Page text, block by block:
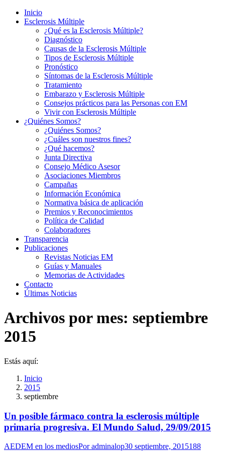
Inicio
Esclerosis Múltiple
¿Qué es la Esclerosis Múltiple?
Diagnóstico
Causas de la Esclerosis Múltiple
Tipos de Esclerosis Múltiple
Pronóstico
Síntomas de la Esclerosis Múltiple
Tratamiento
Embarazo y Esclerosis Múltiple
Consejos prácticos para las Personas con EM
Vivir con Esclerosis Múltiple
¿Quiénes Somos?
¿Quiénes Somos?
¿Cuáles son nuestros fines?
¿Qué hacemos?
Junta Directiva
Consejo Médico Asesor
Asociaciones Miembros
Campañas
Información Económica
Normativa básica de aplicación
Premios y Reconocimientos
Política de Calidad
Colaboradores
Transparencia
Publicaciones
Revistas Noticias EM
Guías y Manuales
Memorias de Actividades
Contacto
Últimas Noticias
Archivos por mes: septiembre
2015
Estás aquí:
Inicio
2015
septiembre
Un posible fármaco contra la esclerosis múltiple
primaria progresiva. El Mundo Salud, 29/09/2015
AEDEM en los mediosPoradminalop30 septiembre, 2015188